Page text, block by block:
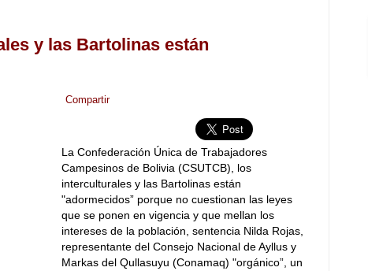
y las Bartolinas están
Compartir
La Confederación Única de Trabajadores
Campesinos de Bolivia (CSUTCB), los
interculturales y las Bartolinas están
"adormecidos” porque no cuestionan las leyes
que se ponen en vigencia y que mellan los
intereses de la población, sentencia Nilda Rojas,
representante del Consejo Nacional de Ayllus y
Markas del Qullasuyu (Conamaq) "orgánico”, un